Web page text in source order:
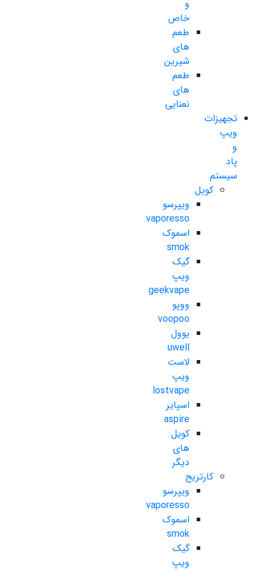
و
خاص
طعم
های
شیرین
طعم
های
نعنایی
تجهیزات
ویپ
و
پاد
سیستم
کویل
ویپرسو
vaporesso
اسموک
smok
گیک
ویپ
geekvape
ووپو
voopoo
یوول
uwell
لاست
ویپ
lostvape
اسپایر
aspire
کویل
های
دیگر
کارتریج
ویپرسو
vaporesso
اسموک
smok
گیک
ویپ